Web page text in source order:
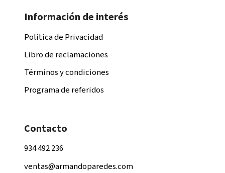
Información de interés
Política de Privacidad
Libro de reclamaciones
Términos y condiciones
Programa de referidos
Contacto
934 492 236
ventas@armandoparedes.com